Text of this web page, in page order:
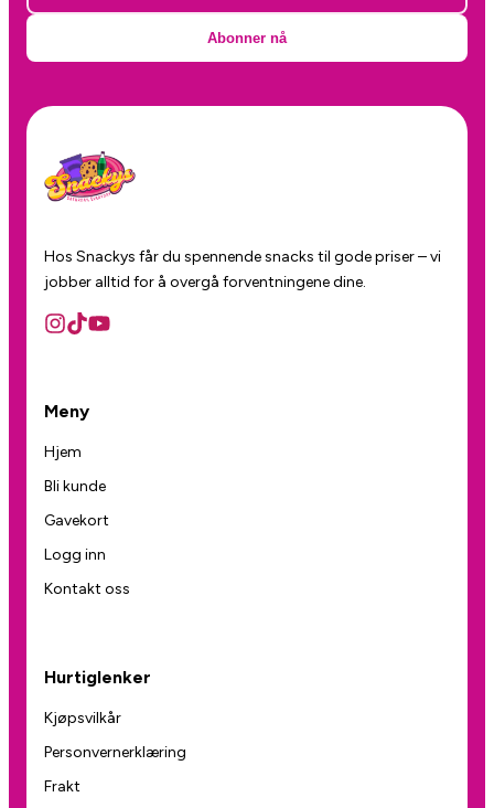
Abonner nå
Hos Snackys får du spennende snacks til gode priser – vi
jobber alltid for å overgå forventningene dine.
Meny
Hjem
Bli kunde
Gavekort
Logg inn
Kontakt oss
Hurtiglenker
Kjøpsvilkår
Personvernerklæring
Frakt